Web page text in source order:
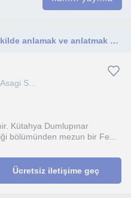
Fen Bilimleri dersini en akıcı şekilde anlamak ve anlatmak en temel amacımdır bu konuda hedefe giden yolda bol takip tek hedefim
S...
Kütahya Dumlupınar
bölümünden mezun bir Fe...
Ücretsiz iletişime geç